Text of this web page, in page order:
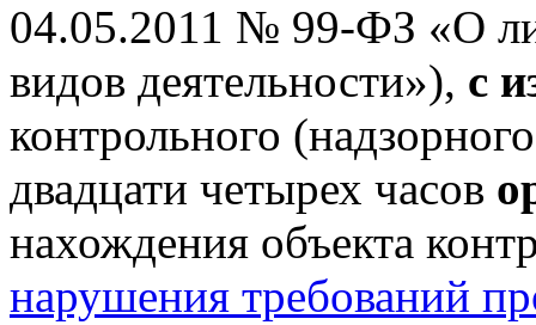
04.05.2011 № 99-ФЗ «О
видов деятельности»), с
контрольного
двадцати четырех часов
нахождения объекта
нарушения требований